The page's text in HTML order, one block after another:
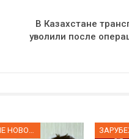
В Казахстане
уволили после
ЗАРУБЕЖНЫЕ НОВОСТИ